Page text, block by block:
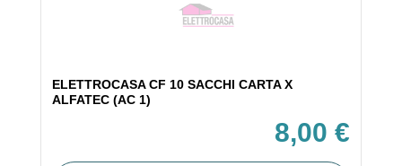
ELETTROCASA CF 10 SACCHI CARTA X
ALFATEC (AC 1)
8,00 €